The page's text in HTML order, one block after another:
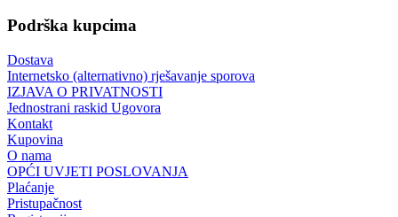
Podrška kupcima
Dostava
Internetsko (alternativno) rješavanje sporova
IZJAVA O PRIVATNOSTI
Jednostrani raskid Ugovora
Kontakt
Kupovina
O nama
OPĆI UVJETI POSLOVANJA
Plaćanje
Pristupačnost